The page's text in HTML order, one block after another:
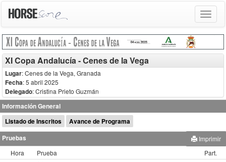
Toggle
XI Copa Andalucía - Cenes de la Vega
Lugar: Cenes de la Vega, Granada
Fecha: 5 abril 2025
Delegado:Cristina Prieto Guzmán
Información General
Listado de Inscritos
Avance de Programa
Pruebas
Imprimir
Hora
Prueba
Part.